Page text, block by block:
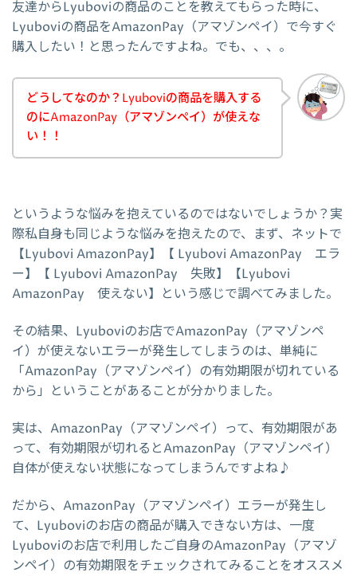
友達からLyuboviの商品のことを教えてもらった時に、
Lyuboviの商品をAmazonPay（アマゾンペイ）で今すぐ
購入したい！と思ったんですよね。でも、、、。
どうしてなのか？Lyuboviの商品を購入する
のにAmazonPay（アマゾンペイ）が使えな
い！！
というような悩みを抱えているのではないでしょうか？実
際私自身も同じような悩みを抱えたので、まず、ネットで
【Lyubovi AmazonPay】【 Lyubovi AmazonPay エラ
ー】【 Lyubovi AmazonPay 失敗】【Lyubovi
AmazonPay 使えない】という感じで調べてみました。
その結果、Lyuboviのお店でAmazonPay（アマゾンペ
イ）が使えないエラーが発生してしまうのは、単純に
「AmazonPay（アマゾンペイ）の有効期限が切れている
から」ということがあることが分かりました。
実は、AmazonPay（アマゾンペイ）って、有効期限があ
って、有効期限が切れるとAmazonPay（アマゾンペイ）
自体が使えない状態になってしまうんですよね♪
だから、AmazonPay（アマゾンペイ）エラーが発生し
て、Lyuboviのお店の商品が購入できない方は、一度
Lyuboviのお店で利用したご自身のAmazonPay（アマゾ
ンペイ）の有効期限をチェックされてみることをオススメ